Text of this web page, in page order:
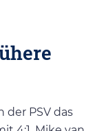
der PSV das